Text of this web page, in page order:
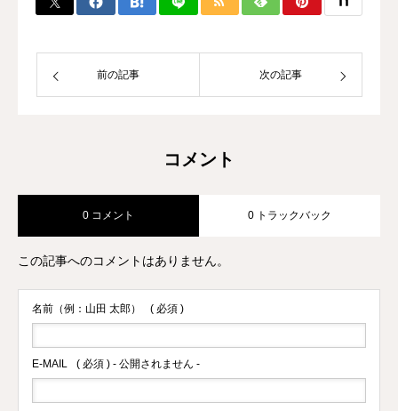
ら選手まで、高い指導力に定評があり、
キックボクシング界初のコンサルタント
として、ジム運営やトレーナー育成にも
力を入れている。
前の記事 次の記事
コメント
0 コメント 0 トラックバック
この記事へのコメントはありません。
名前（例：山田 太郎） ( 必須 )
E-MAIL ( 必須 ) - 公開されません -